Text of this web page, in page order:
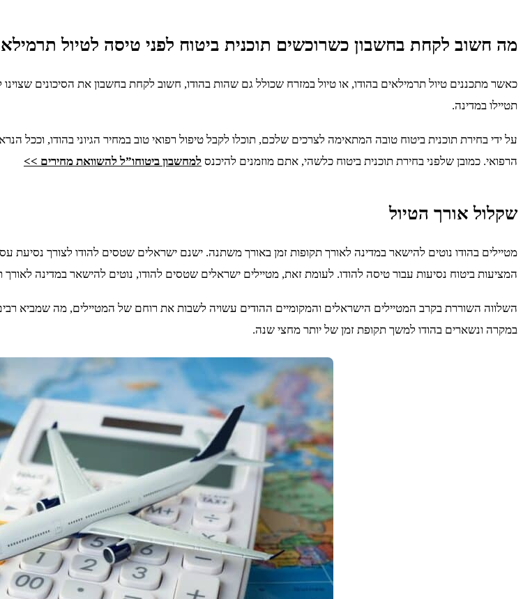
מה חשוב לקחת בחשבון כשרוכשים תוכנית ביטוח לפני טיסה לטיול
כאשר מתכננים טיול תרמילאים בהודו, או טיול במזרח שכולל גם שהות בהודו, חשוב לקחת בחשבון את הסיכונים
תטיילו במדינה.
על ידי בחירת תוכנית ביטוח טובה המתאימה לצרכים שלכם, תוכלו לקבל טיפול רפואי טוב במחיר הגיוני בהודו,
הרפואי. כמובן שלפני בחירת תוכנית ביטוח כלשהי, אתם מוזמנים להיכנס למחשבון ביטוחו”ל להשוואת מחירים >>
שקלול אורך הטיול
מטיילים בהודו נוטים להישאר במדינה לאורך תקופות זמן באורך משתנה. ישנם ישראלים שטסים להודו לצורך נסיעת
המציעות ביטוח נסיעות עבור טיסה להודו. לעומת זאת, מטיילים ישראלים שטסים להודו, נוטים להישאר במדינה לאורך
השלווה השוררת בקרב המטיילים הישראלים והמקומיים ההודים עשויה לשבות את רוחם של המטיילים, מה שמביא
במקרה ונשארים בהודו למשך תקופת זמן של יותר מחצי שנה.